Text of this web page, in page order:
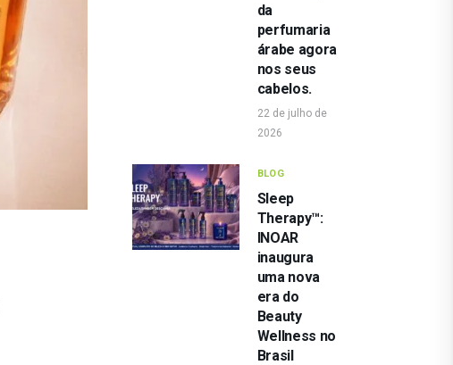
da
perfumaria
árabe agora
nos seus
cabelos.
22 de julho de
2026
BLOG
Sleep
Therapy™:
INOAR
inaugura
uma nova
era do
Beauty
Wellness no
Brasil